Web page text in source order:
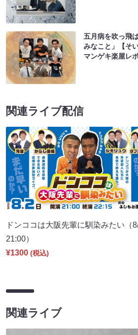
五月病を吹っ飛
みなこと」【そ
マンゲキ楽屋レ
関連ライブ配信
ドンココは大阪先輩に馴染みたい（
21:00）
¥1300 (税込)
関連ライブ